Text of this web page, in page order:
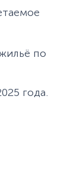
по
года.